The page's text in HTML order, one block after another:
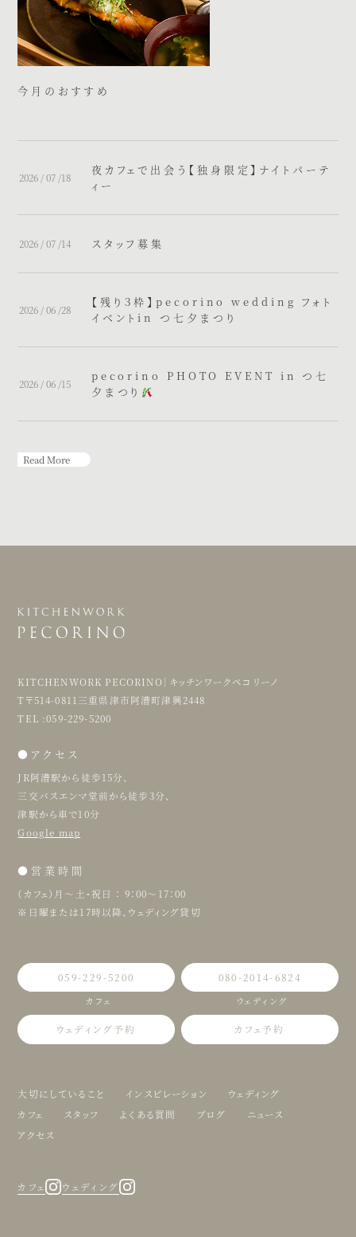
今月のおすすめ
2026 / 07 /18
夜カフェで出会う【独身限定】ナイトパーテ
ィー
2026 / 07 /14 スタッフ募集
2026 / 06 /28
【残り３枠】pecorino wedding フォト
イベントin つ七夕まつり
2026 / 06 /15
pecorino PHOTO EVENT in つ七
夕まつり
Read More
KITCHENWORK PECORINO｜キッチンワークペコリーノ
T〒514-0811三重県津市阿漕町津興2448
TEL :059-229-5200
●アクセス
JR阿漕駅から徒歩15分、
三交バスエンマ堂前から徒歩3分、
津駅から車で10分
Google map
●営業時間
（カフェ）月〜土・祝日 ： 9：00〜17：00
※日曜または17時以降、ウェディング貸切
059-229-5200
カフェ
080-2014-6824
ウェディング
ウェディング予約 カフェ予約
大切にしていること インスピレーション
ウェディング
カフェ
スタッフ よくある質問 ブログ
ニュース
アクセス
カフェ ウェディング